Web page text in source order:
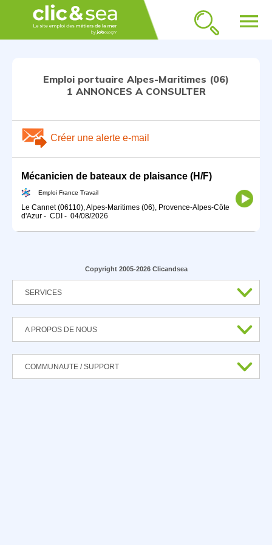
menu
Emploi portuaire Alpes-Maritimes (06)
1 ANNONCES A CONSULTER
Créer une alerte e-mail
Mécanicien de bateaux de plaisance (H/F)
Emploi France Travail
Le Cannet (06110), Alpes-Maritimes (06), Provence-Alpes-Côte
d'Azur - CDI - 04/08/2026
Copyright 2005-2026 Clicandsea
SERVICES
A PROPOS DE NOUS
COMMUNAUTE / SUPPORT